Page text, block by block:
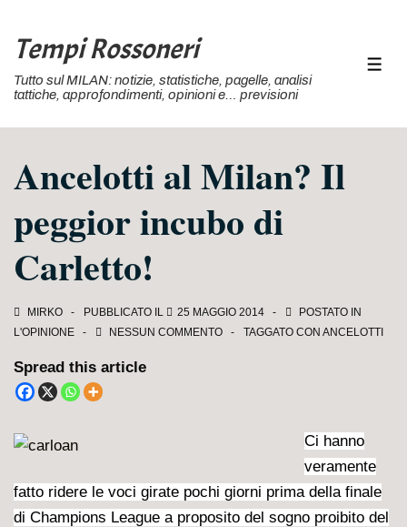
Vai
contenuto
Tempi Rossoneri
Tutto sul MILAN: notizie, statistiche, pagelle, analisi
tattiche, approfondimenti, opinioni e… previsioni
Ancelotti al Milan? Il
peggior incubo di
Carletto!
MIRKO PUBBLICATO IL 25 MAGGIO 2014
POSTATO IN
L'OPINIONE
NESSUN COMMENTO TAGGATO CON ANCELOTTI
Spread this article
Ci hanno
veramente
fatto ridere le voci girate pochi giorni prima della finale
di Champions League a proposito del sogno proibito del